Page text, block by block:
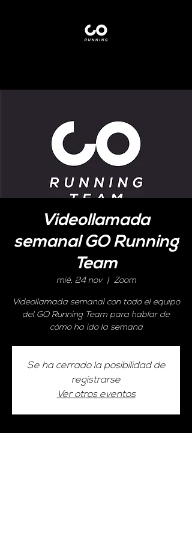
Videollamada
semanal GO Running
Team
mié, 24 nov
  |
Zoom
Videollamada semanal con todo el equipo
del GO Running Team para hablar de
cómo ha ido la semana
Se ha cerrado la posibilidad de
registrarse
Ver otros eventos